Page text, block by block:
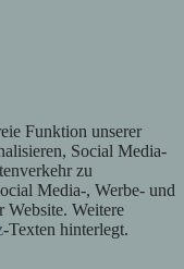
Funktion unserer
Social Media-
zu
Media-, Werbe- und
Website. Weitere
-Texten hinterlegt.